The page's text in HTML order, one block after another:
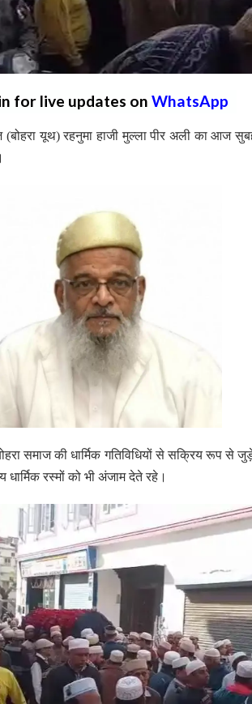
for live updates on WhatsApp
(बोहरा यूथ) रहनुमा हाजी मुल्ला पीर अली का आज
समाज की धार्मिक गतिविधियों से सक्रिय रूप से
रस्मों को भी अंजाम देते रहे।